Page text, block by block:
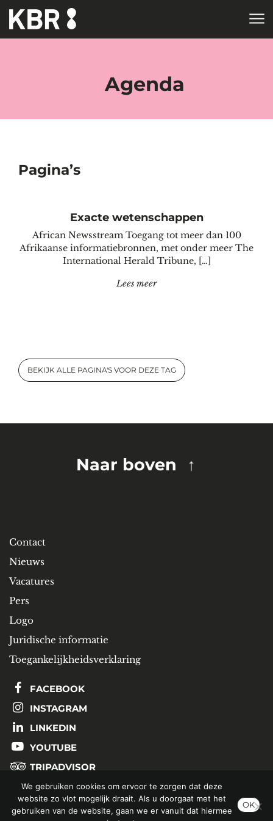
Skip to main content
Agenda
Pagina’s
Exacte wetenschappen
African Newsstream Toegang tot meer dan 100
Afrikaanse informatiebronnen, met onder meer The
International Herald Tribune, […]
Lees meer"Exacte wetenschappen"
BEKIJK ALLE PAGINA'S VOOR DEZE TAG
Naar boven
Contact
Nieuws
Vacatures
Pers
Logo
Juridische informatie
Toegankelijkheidsverklaring
FACEBOOK
INSTAGRAM
LINKEDIN
YOUTUBE
TRIPADVISOR
SCHRIJF U IN OP ONZE NIEUWSBRIEF
We gebruiken cookies om ervoor te zorgen dat deze
website zo vlot mogelijk draait. Als u doorgaat met het
gebruiken van de website, gaan we er vanuit dat hiermee
OK